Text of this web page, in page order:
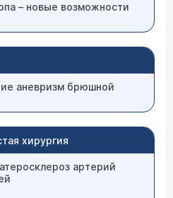
– новые возможности
аневризм брюшной
хирургия
артерий